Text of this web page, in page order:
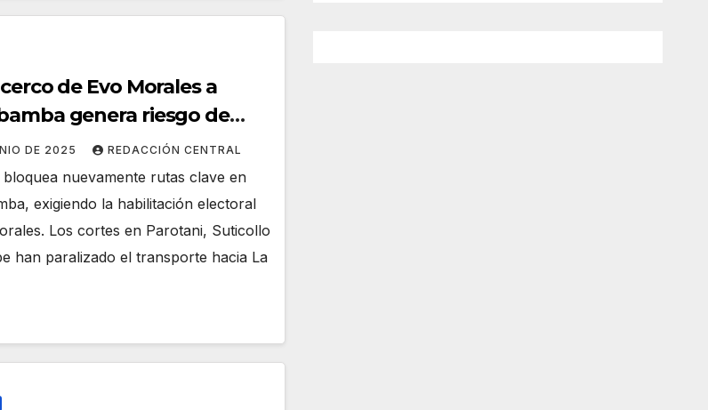
de Evo Morales a
genera riesgo de
DE 2025 REDACCIÓN CENTRAL
bloquea nuevamente rutas clave en
exigiendo la habilitación electoral
Los cortes en Parotani, Suticollo
han paralizado el transporte hacia La